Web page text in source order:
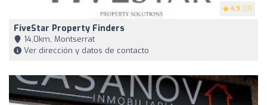
4.9 (17)
FiveStar Property Finders
14,0km, Montserrat
Ver dirección y datos de contacto